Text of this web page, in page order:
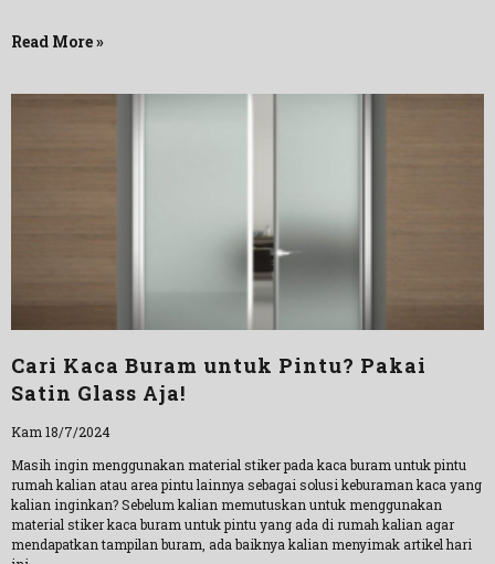
Read More »
Cari Kaca Buram untuk Pintu? Pakai
Satin Glass Aja!
Kam 18/7/2024
Masih ingin menggunakan material stiker pada kaca buram untuk pintu
rumah kalian atau area pintu lainnya sebagai solusi keburaman kaca yang
kalian inginkan? Sebelum kalian memutuskan untuk menggunakan
material stiker kaca buram untuk pintu yang ada di rumah kalian agar
mendapatkan tampilan buram, ada baiknya kalian menyimak artikel hari